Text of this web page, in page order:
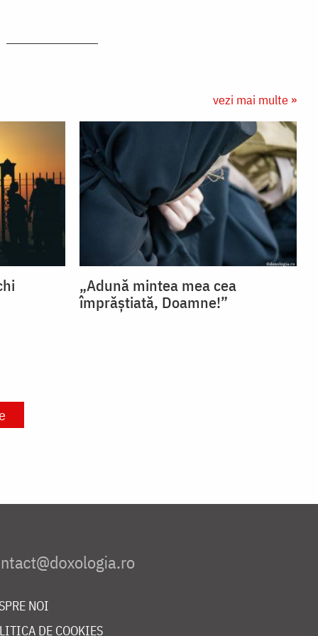
vezi mai multe »
„Adună mintea mea cea
împrăștiată, Doamne!”
NOI
DE COOKIES